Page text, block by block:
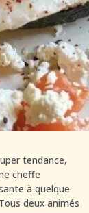
tendance,
cheffe
à quelque
deux animés